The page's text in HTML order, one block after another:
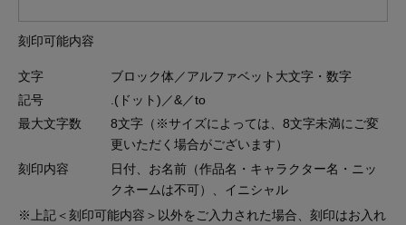
刻印可能内容
文字
ブロック体／アルファベット大文字・数字
記号
.(ドット)／&／to
最大文字数
8文字（※サイズによっては、8文字未満にご変
更いただく場合がございます）
刻印内容
日付、お名前（作品名・キャラクター名・ニッ
クネームは不可）、イニシャル
※上記＜刻印可能内容＞以外をご入力された場合、刻印はお入れ